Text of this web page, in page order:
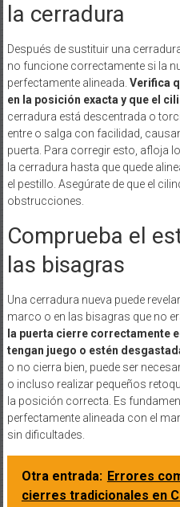
la cerradura
Después de sustituir una
no funcione correctamente si la
perfectamente alineada. Verifica
en la posición exacta y que el
cerradura está descentrada o
entre o salga con facilidad,
puerta. Para corregir esto, afloja
la cerradura hasta que quede
el pestillo. Asegúrate de que el
obstrucciones.
Comprueba el
las bisagras
Una cerradura nueva puede
marco o en las bisagras que no
la puerta cierre correctamente
tengan juego o estén
o no cierra bien, puede ser
o incluso realizar pequeños
la posición correcta. Es
perfectamente alineada con el
sin dificultades.
Otra entrada: Errores
cierres tradicionales en